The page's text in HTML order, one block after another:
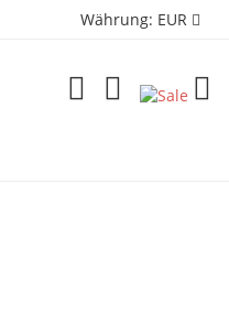
Währung: EUR